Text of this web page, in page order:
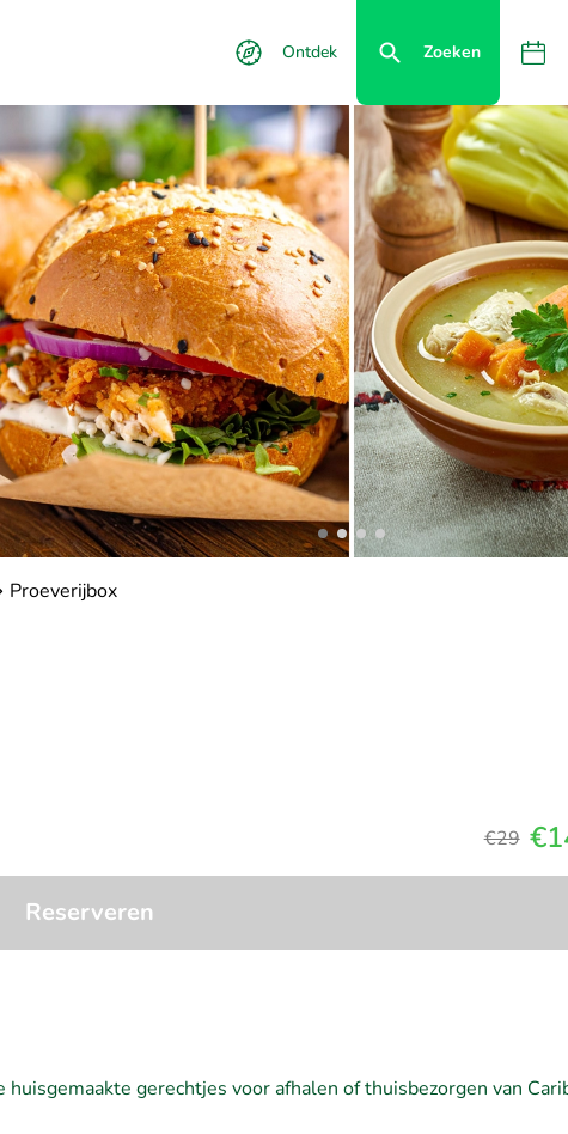
Ontdek Zoeken
Proeverijbox
€29
Reserveren
gerechtjes voor afhalen of thuisbezorgen van